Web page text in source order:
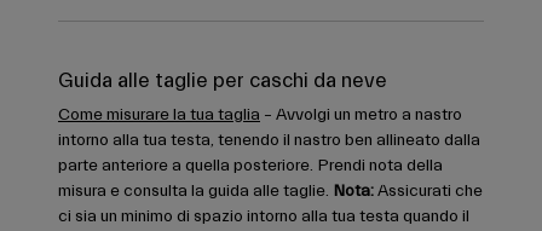
Guida alle taglie per caschi da neve
Come misurare la tua taglia – Avvolgi un metro a nastro
intorno alla tua testa, tenendo il nastro ben allineato dalla
parte anteriore a quella posteriore. Prendi nota della
misura e consulta la guida alle taglie. Nota:Assicurati che
ci sia un minimo di spazio intorno alla tua testa quando il